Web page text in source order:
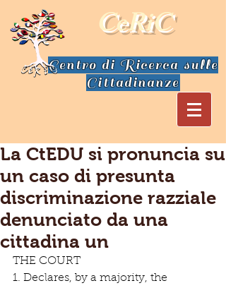
CeRiC
Centro di Ricerca sulle
Cittadinanze
La CtEDU si pronuncia su
un caso di presunta
discriminazione razziale
denunciato da una
cittadina un
THE COURT
1. Declares, by a majority, the